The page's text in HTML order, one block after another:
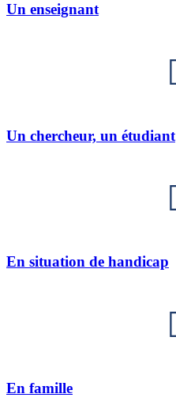
Un enseignant
Un chercheur, un étudiant
En situation de handicap
En famille